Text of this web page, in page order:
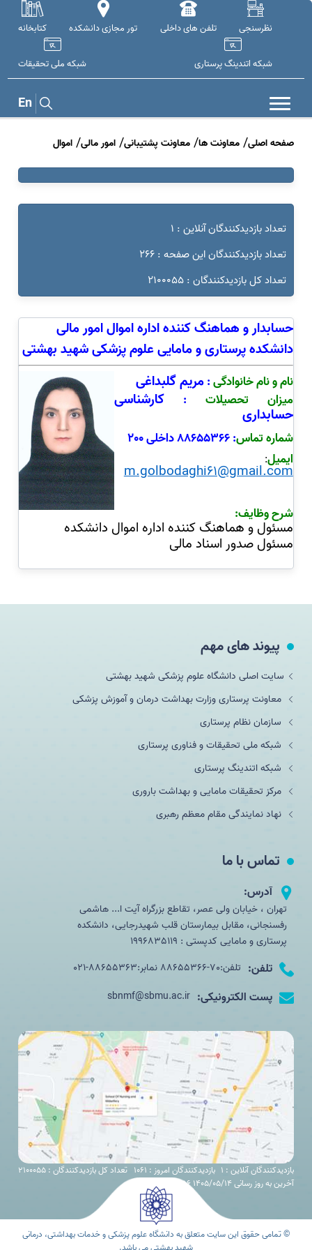
نظرسنجی تلفن های داخلی تور مجازی دانشکده کتابخانه
شبکه اتندینگ پرستاری شبکه ملی تحقيقات
En
صفحه اصلی معاونت ها معاونت پشتیبانی امور مالی اموال
تعداد بازدیدکنندگان آنلاین : 1
تعداد بازدیدکنندگان این صفحه : 266
تعداد کل بازدیدکنندگان : 2100055
حسابدار و هماهنگ کننده اداره اموال امور مالی
دانشکده پرستاری و مامایی علوم پزشکی شهید بهشتی
نام و نام خانوادگی:مریم گلبداغی
میزان تحصیلات : کارشناسی
حسابداری
شماره تماس: 88655366 داخلی 200
ایمیل:
m.golbodaghi61@gmail.com
شرح وظایف:
مسئول و هماهنگ کننده اداره اموال دانشکده
مسئول صدور اسناد مالی
پیوند های مهم
سایت اصلی دانشگاه علوم پزشکی شهید بهشتی
معاونت پرستاری وزارت بهداشت درمان و آموزش پزشکی
سازمان نظام پرستاری
شبکه ملی تحقيقات و فناوری پرستاری
شبکه اتندینگ پرستاری
مرکز تحقیقات مامایی و بهداشت باروری
نهاد نمایندگی مقام معظم رهبری
تماس با ما
آدرس:
تهران ، خیابان ولی عصر، تقاطع بزرگراه آیت ا... هاشمی
رفسنجانی، مقابل بیمارستان قلب شهیدرجایی، دانشکده
پرستاری و مامایی کدپستی : 1996835119
تلفن: تلفن:70-88655366 نمابر:88655363-021
پست الکترونیکی: sbnmf@sbmu.ac.ir
بازدیدکنندگان آنلاین : 1 بازدیدکنندگان امروز : 1061
تعداد کل بازدیدکنندگان : 2100055
آخرین به روز رسانی 1405/05/14 11:56
© تمامی حقوق این سایت متعلق به دانشگاه علوم پزشکی و خدمات بهداشتی، درمانی
شهید بهشتی می باشد.